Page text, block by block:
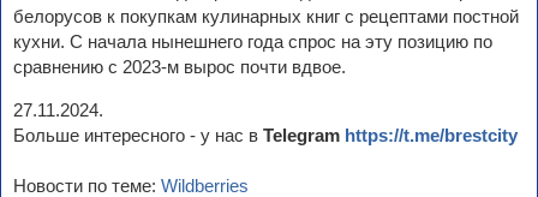
белорусов к покупкам кулинарных книг с рецептами постной
кухни. С начала нынешнего года спрос на эту позицию по
сравнению с 2023-м вырос почти вдвое.
27.11.2024.
Больше интересного - у нас в Telegram https://t.me/brestcity
Новости по теме: Wildberries